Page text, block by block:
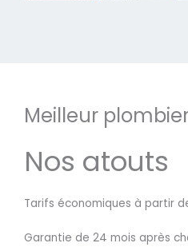
Meilleur
Nos atouts
Tarifs économiques à partir
Garantie de 24 mois après